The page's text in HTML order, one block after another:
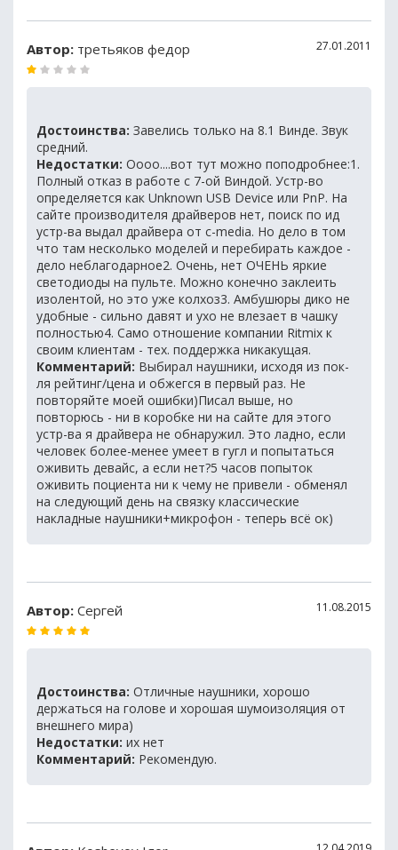
Автор: третьяков федор 27.01.2011
Достоинства: Завелись только на 8.1 Винде. Звук
средний.
Недостатки: Оооо....вот тут можно поподробнее:1.
Полный отказ в работе с 7-ой Виндой. Устр-во
определяется как Unknown USB Device или PnP. На
сайте производителя драйверов нет, поиск по ид
устр-ва выдал драйвера от c-media. Но дело в том
что там несколько моделей и перебирать каждое -
дело неблагодарное2. Очень, нет ОЧЕНЬ яркие
светодиоды на пульте. Можно конечно заклеить
изолентой, но это уже колхоз3. Амбушюры дико не
удобные - сильно давят и ухо не влезает в чашку
полностью4. Само отношение компании Ritmix к
своим клиентам - тех. поддержка никакущая.
Комментарий: Выбирал наушники, исходя из пок-
ля рейтинг/цена и обжегся в первый раз. Не
повторяйте моей ошибки)Писал выше, но
повторюсь - ни в коробке ни на сайте для этого
устр-ва я драйвера не обнаружил. Это ладно, если
человек более-менее умеет в гугл и попытаться
оживить девайс, а если нет?5 часов попыток
оживить поциента ни к чему не привели - обменял
на следующий день на связку классические
накладные наушники+микрофон - теперь всё ок)
Автор: Сергей 11.08.2015
Достоинства: Отличные наушники, хорошо
держаться на голове и хорошая шумоизоляция от
внешнего мира)
Недостатки: их нет
Комментарий: Рекомендую.